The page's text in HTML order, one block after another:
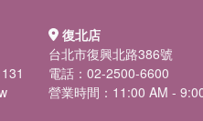
復北店
台北市復興北路386號
電話：02-2500-6600
營業時間：11:00 AM -